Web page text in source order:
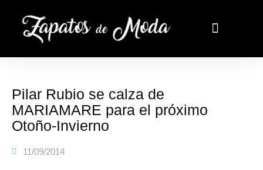
Pilar Rubio se calza de
MARIAMARE para el próximo
Otoño-Invierno
11/09/2014